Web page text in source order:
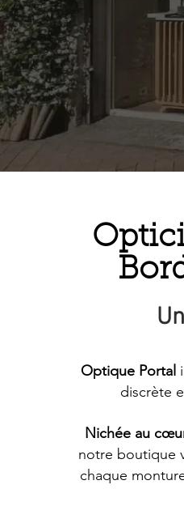
Optique Portal
discrète
Nichée au
notre boutique
chaque